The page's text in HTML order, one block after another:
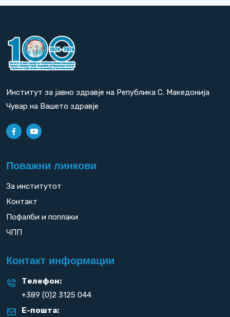
Институт за јавно здравје на Република С. Македонија
Чувар на Вашето здравје
Поважни линкови
За институтот
Контакт
Пофалби и поплаки
ЧПП
Контакт информации
Телефон:
+389 (0)2 3125 044
Е-пошта: